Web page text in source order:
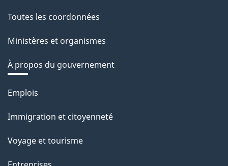
Toutes les coordonnées
Ministères et organismes
À propos du gouvernement
Thèmes
sujets
Emplois
Immigration et citoyenneté
Voyage et tourisme